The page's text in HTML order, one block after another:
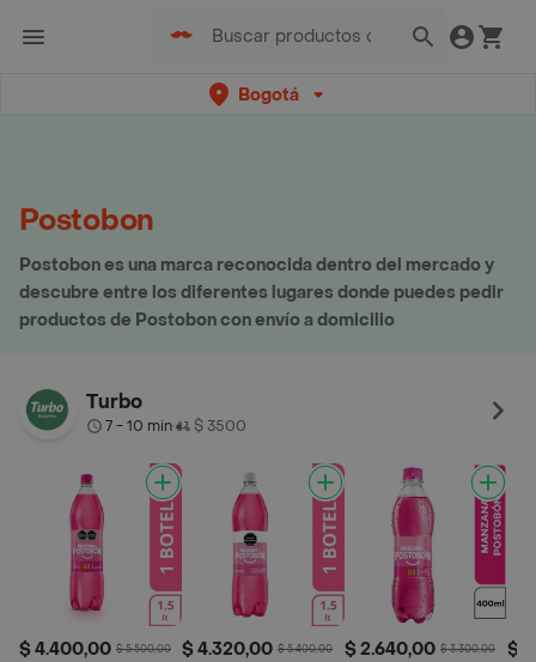
Bogotá
Postobon
Postobon es una marca reconocida dentro del mercado y
descubre entre los diferentes lugares donde puedes pedir
productos de Postobon con envío a domicilio
Turbo
7 - 10 min• $ 3500
$ 4.400,00 $ 5.500,00 $ 4.320,00 $ 5.400,00 $ 2.640,00 $ 3.300,00 $